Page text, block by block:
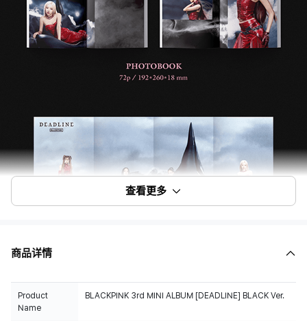
查看更多
商品详情
Product
Name
BLACKPINK 3rd MINI ALBUM [DEADLINE] BLACK Ver.